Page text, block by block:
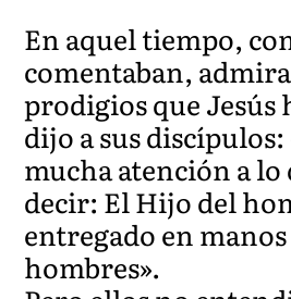
En aquel tiempo,
comentaban,
prodigios que Jesús
dijo a sus
mucha atención a lo
decir: El Hijo del
entregado en
hombres».